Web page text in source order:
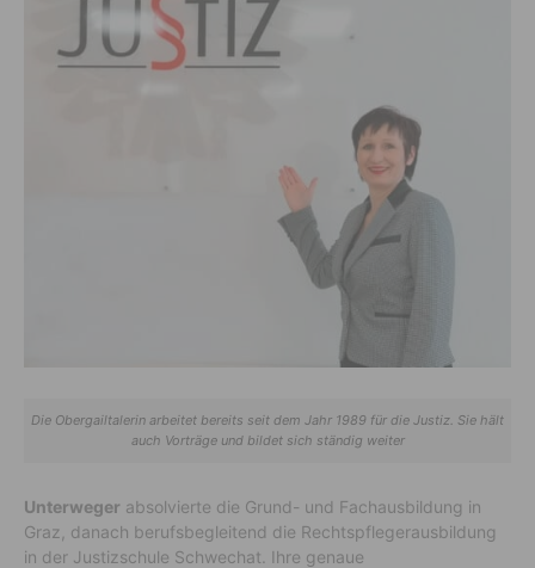
Die Obergailtalerin arbeitet bereits seit dem Jahr 1989 für die Justiz. Sie hält
auch Vorträge und bildet sich ständig weiter
Unterweger absolvierte die Grund- und Fachausbildung in
Graz, danach berufsbegleitend die Rechtspflegerausbildung
in der Justizschule Schwechat. Ihre genaue